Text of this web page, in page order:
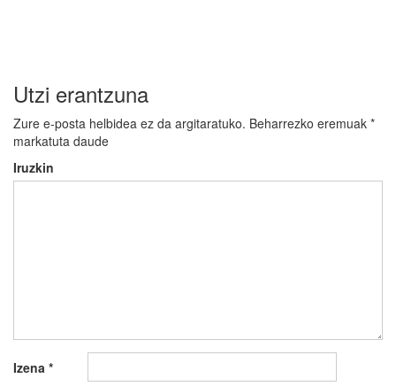
Utzi erantzuna
Zure e-posta helbidea ez da argitaratuko. Beharrezko eremuak *
markatuta daude
Iruzkin
Izena *